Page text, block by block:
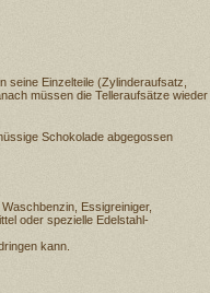
seine Einzelteile (Zylinderaufsatz,
müssen die Telleraufsätze wieder
Schokolade abgegossen
Essigreiniger,
oder spezielle Edelstahl-
kann.